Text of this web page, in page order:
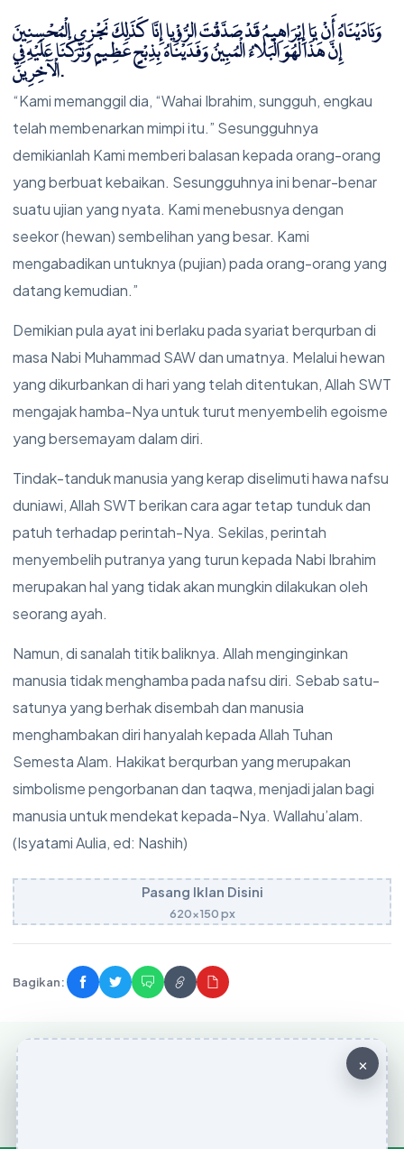
وَنَادَيْنَاهُ أَنْ يَا إِبْرَاهِيمُ قَدْ صَدَّقْتَ الرُّؤْيا إِنَّا كَذَلِكَ نَجْزِي الْمُحْسِنِينَ
إِنَّ هَذَا لَهُوَ الْبَلاءُ الْمُبِينُ وَفَدَيْنَاهُ بِذِبْحٍ عَظِيمٍ وَتَرَكْنَا عَلَيْهِ فِي
الْآخِرِينَ.
“Kami memanggil dia, “Wahai Ibrahim, sungguh, engkau
telah membenarkan mimpi itu.” Sesungguhnya
demikianlah Kami memberi balasan kepada orang-orang
yang berbuat kebaikan. Sesungguhnya ini benar-benar
suatu ujian yang nyata. Kami menebusnya dengan
seekor (hewan) sembelihan yang besar. Kami
mengabadikan untuknya (pujian) pada orang-orang yang
datang kemudian.”
Demikian pula ayat ini berlaku pada syariat berqurban di
masa Nabi Muhammad SAW dan umatnya. Melalui hewan
yang dikurbankan di hari yang telah ditentukan, Allah SWT
mengajak hamba-Nya untuk turut menyembelih egoisme
yang bersemayam dalam diri.
Tindak-tanduk manusia yang kerap diselimuti hawa nafsu
duniawi, Allah SWT berikan cara agar tetap tunduk dan
patuh terhadap perintah-Nya. Sekilas, perintah
menyembelih putranya yang turun kepada Nabi Ibrahim
merupakan hal yang tidak akan mungkin dilakukan oleh
seorang ayah.
Namun, di sanalah titik baliknya. Allah menginginkan
manusia tidak menghamba pada nafsu diri. Sebab satu-
satunya yang berhak disembah dan manusia
menghambakan diri hanyalah kepada Allah Tuhan
Semesta Alam. Hakikat berqurban yang merupakan
simbolisme pengorbanan dan taqwa, menjadi jalan bagi
manusia untuk mendekat kepada-Nya. Wallahu’alam.
(Isyatami Aulia, ed: Nashih)
Pasang Iklan Disini
620x150 px
Bagikan:
×